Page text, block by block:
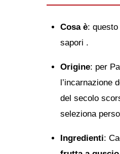
Cosa è:
sapori .
Origine: per
l’incarnazione
del secolo
seleziona
Ingredienti: